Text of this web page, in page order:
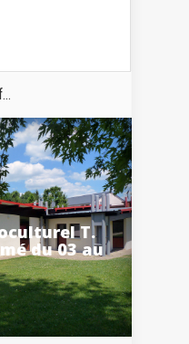
T.
du 03 au